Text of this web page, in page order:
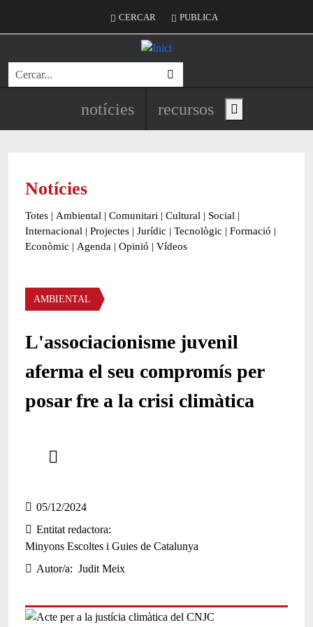
Menú del compte d'usuari
CERCAR PUBLICA
Cerca
Navegació principal de
notícies recursos Show main menu
Notícies
Totes | Ambiental | Comunitari | Cultural | Social |
Internacional | Projectes | Jurídic | Tecnològic | Formació |
Econòmic | Agenda | Opinió | Vídeos
Àmbit de la notícia
AMBIENTAL
L'associacionisme juvenil
aferma el seu compromís per
posar fre a la crisi climàtica
05/12/2024
Entitat redactora
Minyons Escoltes i Guies de Catalunya
Autor/a
Judit Meix